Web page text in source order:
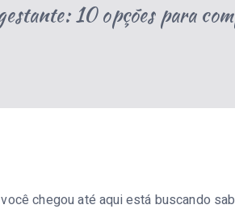
10 opções para
chegou até aqui está buscando